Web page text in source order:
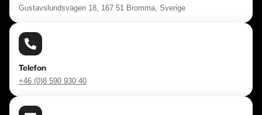
Gustavslundsvägen 18, 167 51 Bromma, Sverige
Telefon
+46 (0)8 590 930 40